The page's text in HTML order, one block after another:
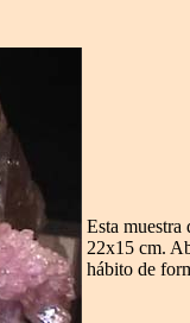
Esta muestra
22x15 cm.
hábito de